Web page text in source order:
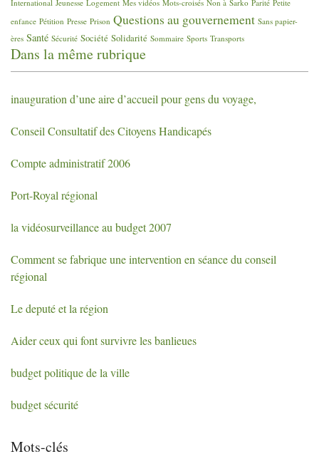
International Jeunesse Logement Mes vidéos Mots-croisés Non à Sarko Parité Petite
enfance Pétition Presse Prison Questions au gouvernement Sans papier-
ères Santé Sécurité Société Solidarité Sommaire Sports Transports
Dans la même rubrique
inauguration d’une aire d’accueil pour gens du voyage,
Conseil Consultatif des Citoyens Handicapés
Compte administratif 2006
Port-Royal régional
la vidéosurveillance au budget 2007
Comment se fabrique une intervention en séance du conseil
régional
Le deputé et la région
Aider ceux qui font survivre les banlieues
budget politique de la ville
budget sécurité
Mots-clés